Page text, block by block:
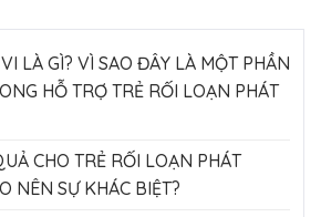
LÀ GÌ? VÌ SAO ĐÂY LÀ MỘT PHẦN
HỖ TRỢ TRẺ RỐI LOẠN PHÁT
CHO TRẺ RỐI LOẠN PHÁT
NÊN SỰ KHÁC BIỆT?